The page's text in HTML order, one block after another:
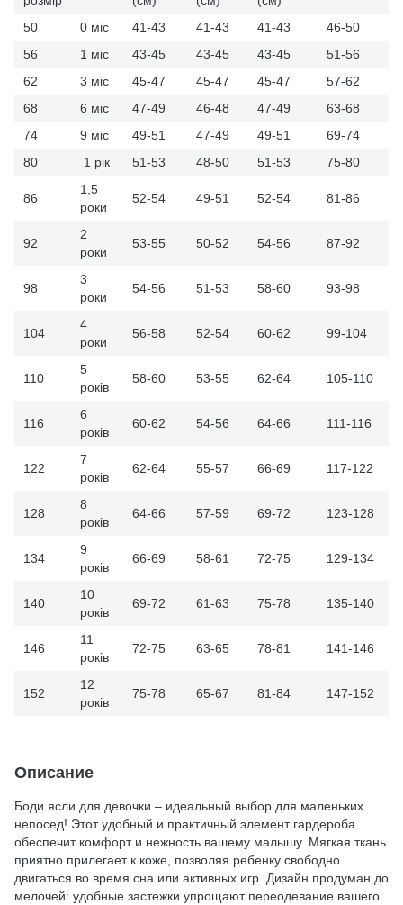
50
0 міс 41-43 41-43 41-43
46-50
56
1 міс 43-45 43-45 43-45
51-56
62
3 міс 45-47 45-47 45-47
57-62
68
6 міс 47-49 46-48 47-49
63-68
74
9 міс 49-51 47-49 49-51
69-74
80
1 рік 51-53 48-50 51-53 75-80
86
1,5
роки
52-54 49-51 52-54 81-86
92
2
роки
53-55 50-52 54-56 87-92
98
3
роки
54-56 51-53 58-60 93-98
104
4
роки
56-58 52-54 60-62 99-104
110
5
років
58-60 53-55 62-64 105-110
116
6
років
60-62 54-56 64-66 111-116
122
7
років
62-64 55-57 66-69 117-122
128
8
років
64-66 57-59 69-72 123-128
134
9
років
66-69 58-61 72-75 129-134
140
10
років
69-72 61-63 75-78 135-140
146
11
років
72-75 63-65 78-81 141-146
152
12
років
75-78 65-67 81-84 147-152
Описание
Боди ясли для девочки – идеальный выбор для маленьких
непосед! Этот удобный и практичный элемент гардероба
обеспечит комфорт и нежность вашему малышу. Мягкая ткань
приятно прилегает к коже, позволяя ребенку свободно
двигаться во время сна или активных игр. Дизайн продуман до
мелочей: удобные застежки упрощают переодевание вашего